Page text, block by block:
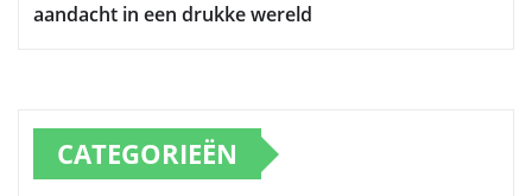
aandacht in een drukke wereld
CATEGORIEËN